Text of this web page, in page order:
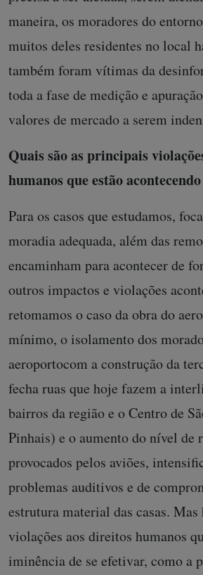
maneira, os moradores do
muitos deles residentes no local
também foram vítimas da
toda a fase de medição e
valores de mercado a serem
Quais são as principais
humanos que estão
Para os casos que estudamos,
moradia adequada, além das
encaminham para acontecer de
outros impactos e violações
retomamos o caso da obra do
mínimo, o isolamento dos
aeroportocom a construção da
fecha ruas que hoje fazem a
bairros da região e o Centro de
Pinhais) e o aumento do nível de
provocados pelos aviões,
problemas auditivos e de
estrutura material das casas. Mas
violações aos direitos humanos
iminência de se efetivar, como a